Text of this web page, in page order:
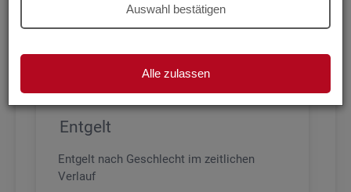
Auswahl bestätigen
Alle zulassen
den wichtigsten Branchen
Entgelt
Entgelt nach Geschlecht im zeitlichen
Verlauf